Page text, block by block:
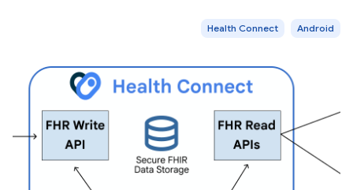
Android
Health Connect